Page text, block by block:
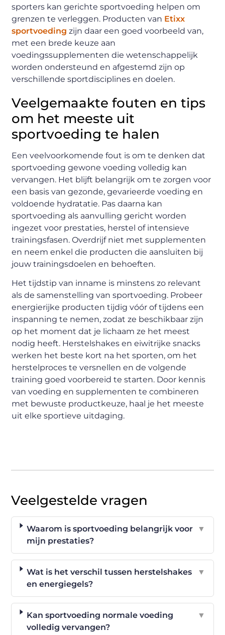
sporters kan gerichte sportvoeding helpen om
grenzen te verleggen. Producten van Etixx
sportvoeding zijn daar een goed voorbeeld van,
met een brede keuze aan
voedingssupplementen die wetenschappelijk
worden ondersteund en afgestemd zijn op
verschillende sportdisciplines en doelen.
Veelgemaakte fouten en tips
om het meeste uit
sportvoeding te halen
Een veelvoorkomende fout is om te denken dat
sportvoeding gewone voeding volledig kan
vervangen. Het blijft belangrijk om te zorgen voor
een basis van gezonde, gevarieerde voeding en
voldoende hydratatie. Pas daarna kan
sportvoeding als aanvulling gericht worden
ingezet voor prestaties, herstel of intensieve
trainingsfasen. Overdrijf niet met supplementen
en neem enkel die producten die aansluiten bij
jouw trainingsdoelen en behoeften.
Het tijdstip van inname is minstens zo relevant
als de samenstelling van sportvoeding. Probeer
energierijke producten tijdig vóór of tijdens een
inspanning te nemen, zodat ze beschikbaar zijn
op het moment dat je lichaam ze het meest
nodig heeft. Herstelshakes en eiwitrijke snacks
werken het beste kort na het sporten, om het
herstelproces te versnellen en de volgende
training goed voorbereid te starten. Door kennis
van voeding en supplementen te combineren
met bewuste productkeuze, haal je het meeste
uit elke sportieve uitdaging.
Veelgestelde vragen
Waarom is sportvoeding belangrijk voor
mijn prestaties?
▼
Wat is het verschil tussen herstelshakes
en energiegels?
▼
Kan sportvoeding normale voeding
volledig vervangen?
▼